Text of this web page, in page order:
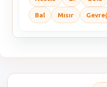
Bal Mısır